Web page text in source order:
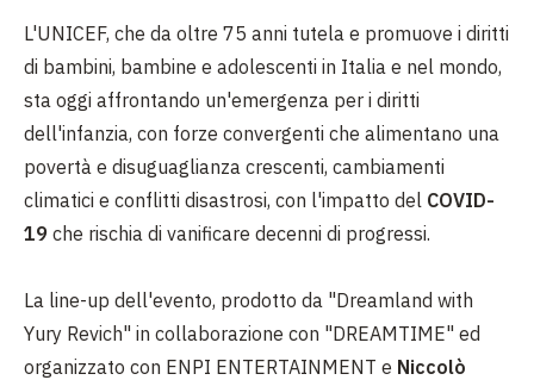
L'UNICEF, che da oltre 75 anni tutela e promuove i diritti
di bambini, bambine e adolescenti in Italia e nel mondo,
sta oggi affrontando un'emergenza per i diritti
dell'infanzia, con forze convergenti che alimentano una
povertà e disuguaglianza crescenti, cambiamenti
climatici e conflitti disastrosi, con l'impatto del COVID-
19 che rischia di vanificare decenni di progressi.
La line-up dell'evento, prodotto da "Dreamland with
Yury Revich" in collaborazione con "DREAMTIME" ed
organizzato con ENPI ENTERTAINMENT e Niccolò